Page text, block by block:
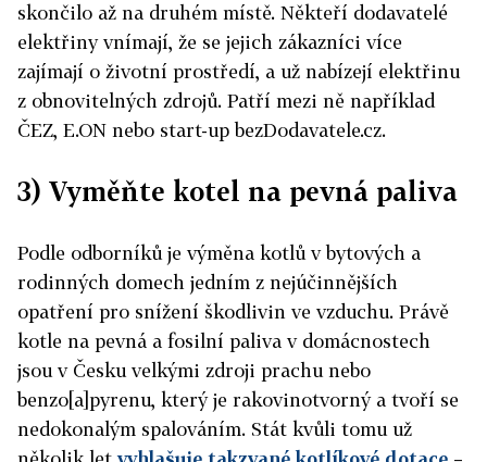
skončilo až na druhém místě. Někteří dodavatelé
elektřiny vnímají, že se jejich zákazníci více
zajímají o životní prostředí, a už nabízejí elektřinu
z obnovitelných zdrojů. Patří mezi ně například
ČEZ, E.ON nebo start-up bezDodavatele.cz.
3) Vyměňte kotel na pevná paliva
Podle odborníků je výměna kotlů v bytových a
rodinných domech jedním z nejúčinnějších
opatření pro snížení škodlivin ve vzduchu. Právě
kotle na pevná a fosilní paliva v domácnostech
jsou v Česku velkými zdroji prachu nebo
benzo[a]pyrenu, který je rakovinotvorný a tvoří se
nedokonalým spalováním. Stát kvůli tomu už